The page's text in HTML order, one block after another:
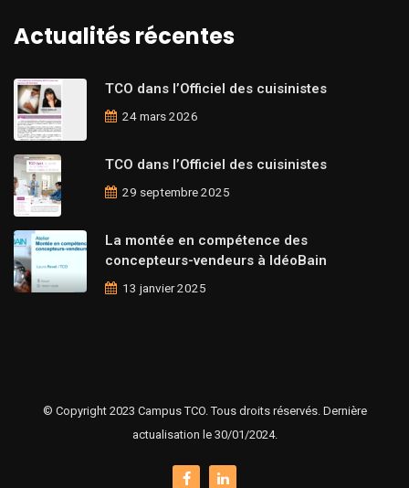
Actualités récentes
TCO dans l’Officiel des cuisinistes
24 mars 2026
TCO dans l’Officiel des cuisinistes
29 septembre 2025
La montée en compétence des
concepteurs-vendeurs à IdéoBain
13 janvier 2025
© Copyright 2023 Campus TCO. Tous droits réservés. Dernière
actualisation le 30/01/2024.